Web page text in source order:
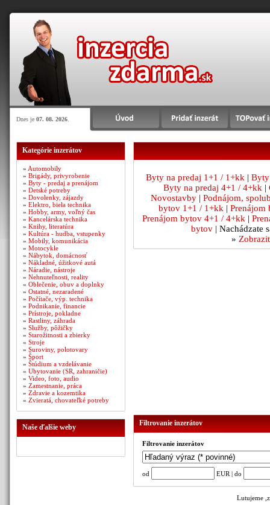
Dnes je 07. 08. 2026
Kategórie inzerátov
» Automobily
» Brigády, privyrobenie
» Byty - predaj a prenájom
» Detské potreby
» Dovolenky, zájazdy
» Elektro, biela technika
» Hobby, army, voľný čas
» Kancelárska technika
» Knihy, literatúra
» Kultúra - hudba, vstupenky
» Mobily, komunikácia
» Motocykle
» Nábytok, domácnosť
» Nákladné, úžitkové autá
» Náradie, nástroje
» Nehnuteľnosti, reality
» Oblečenie, obuv a doplnky
» Ostatné, nezaradené
» Počítače, výp. technika
» Podnikanie, financie
» Prístroje, pokladne
» Rastliny, záhrada
» Služby, pôžičky
» Starožitnosti a zbierky
» Stroje
» Suroviny, polotovary
» Šport
» Štúdium a vzdelávanie
» Ubytovanie (SR, zahraničie)
» Video, foto, audio
» Zamestnanie, práca
» Zdravie a kozemtika
» Zvieratá, chovateľké potreby
Naše ďalšie weby
Byty na predaj 1+1 / 1+kk |
Byty na predaj 4+1 / 4+kk |
Novostavby |Podnájom,
bytov 1+1 / 1+kk | Prenájom
Prenájom bytov 4+1 / 4+kk |
bytov | Nachádzate
»
Filtrovanie inzerátov
Filtrovanie inzerátov
od EUR | do
Lutujeme